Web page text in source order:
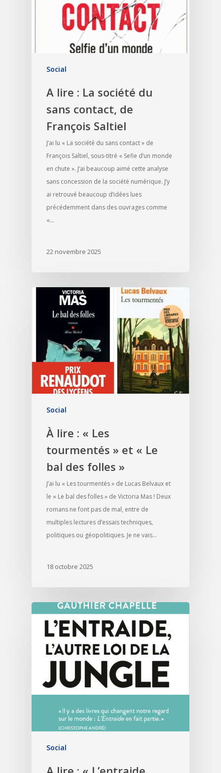
Social
A lire : La société du
sans contact, de
François Saltiel
J’ai lu « La société du sans contact » de
François Saltiel, sous-titré « Sefie d’un monde
en chute ». J’ai beaucoup aimé cette analyse
sans concession de la société numérique. J’y
ai retrouvé beaucoup d’idées lues
précédemment dans des ouvrages comme
«…
22 novembre 2025
Social
À lire : « Les
tourmentés » et « Le
bal des folles »
J’ai lu « Les tourmentés » de Lucas Belvaux et
le « Le bal des folles » de Victoria Mas ! Deux
romans ne font pas de mal, entre de
multiples lectures d’essais techniques,
politiques ou géopolitiques. Je ne vais…
18 octobre 2025
Social